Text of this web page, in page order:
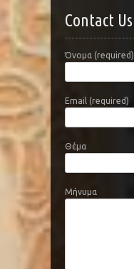
Contact Us
Όνομα (required)
Email (required)
Θέμα
Μήνυμα